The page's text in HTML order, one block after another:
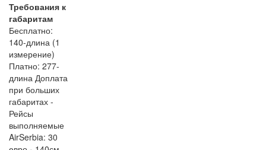
Требования к
габаритам
Бесплатно:
140-длина (1
измерение)
Платно: 277-
длина Доплата
при больших
габаритах -
Рейсы
выполняемые
AirSerbia: 30